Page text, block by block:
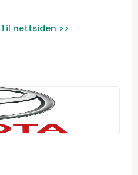
Til nettsiden >>